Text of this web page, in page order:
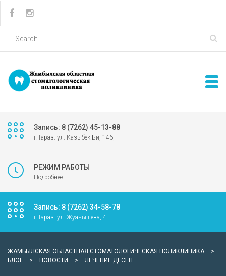
Запись: 8 (7262) 45-13-88
г.Тараз. ул. Казыбек Би, 146;
РЕЖИМ РАБОТЫ
Подробнее
Запись: 8 (7262) 34-58-78
г.Тараз. ул. Жуанышева, 4
ЖАМБЫЛСКАЯ ОБЛАСТНАЯ СТОМАТОЛОГИЧЕСКАЯ ПОЛИКЛИНИКА
>
БЛОГ
> НОВОСТИ > ЛЕЧЕНИЕ ДЕСЕН